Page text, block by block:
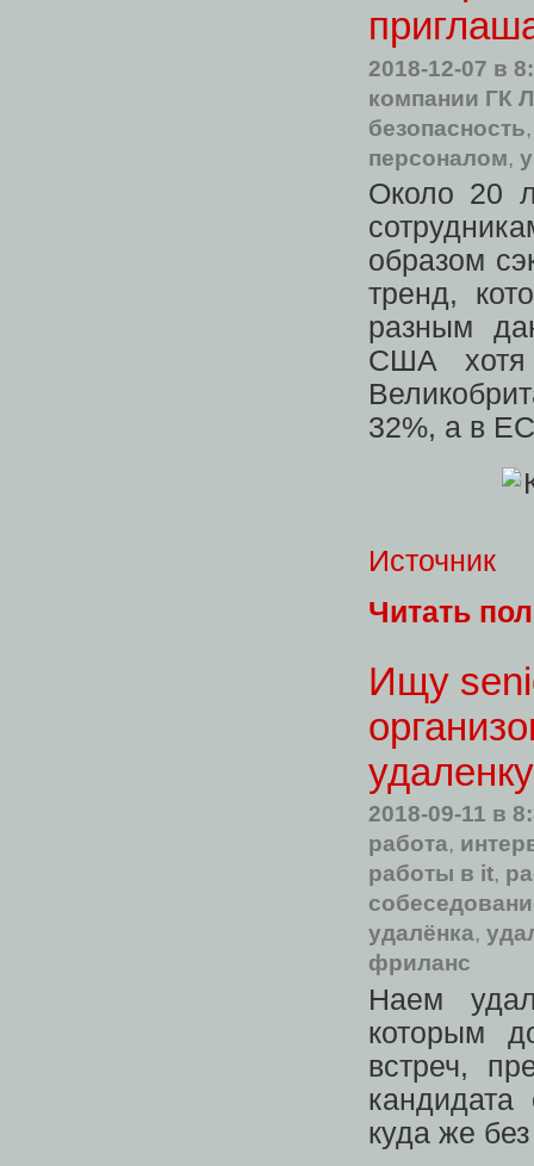
2018-12-07 в
компании ГК
безопасность
персоналом,
Около 20
образом
тренд,
разным
США
32%, а в
Источник
Читать
Ищу
удаленку
2018-09-11 в
работа,
работы в it,
удалёнка,
фриланс
Наем
которым
встреч,
куда же